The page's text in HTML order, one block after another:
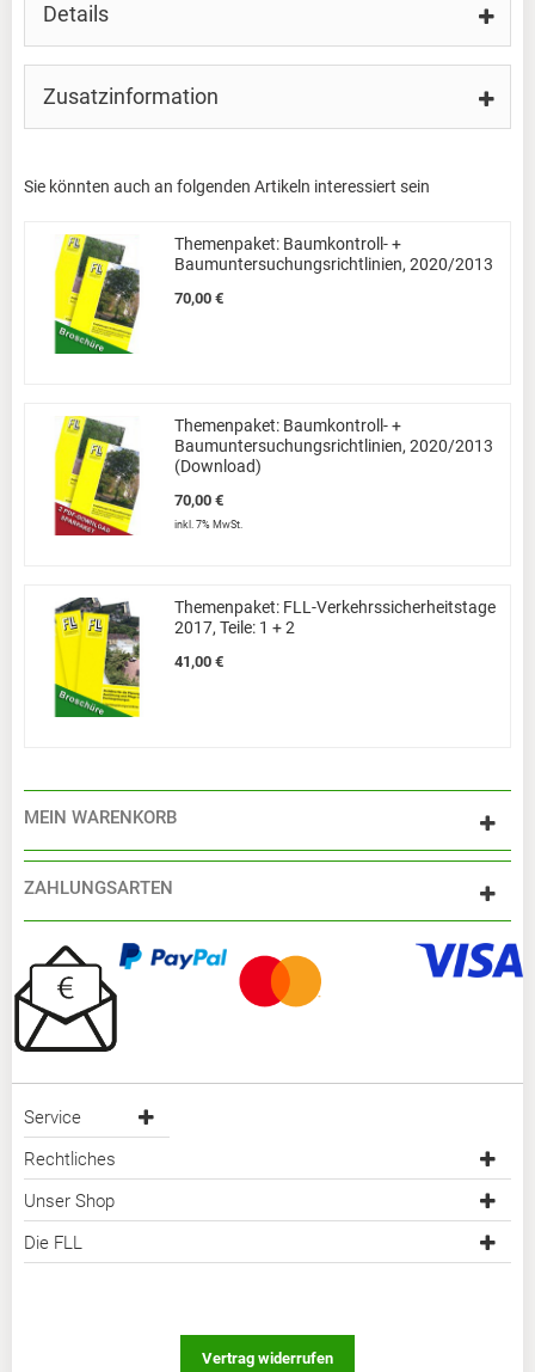
Details
Zusatzinformation
Sie könnten auch an folgenden Artikeln interessiert sein
Themenpaket: Baumkontroll- +
Baumuntersuchungsrichtlinien, 2020/2013
70,00 €
Themenpaket: Baumkontroll- +
Baumuntersuchungsrichtlinien, 2020/2013
(Download)
70,00 €
inkl. 7% MwSt.
Themenpaket: FLL-Verkehrssicherheitstage
2017, Teile: 1 + 2
41,00 €
MEIN WARENKORB
ZAHLUNGSARTEN
Service
Rechtliches
Unser Shop
Die FLL
Vertrag widerrufen